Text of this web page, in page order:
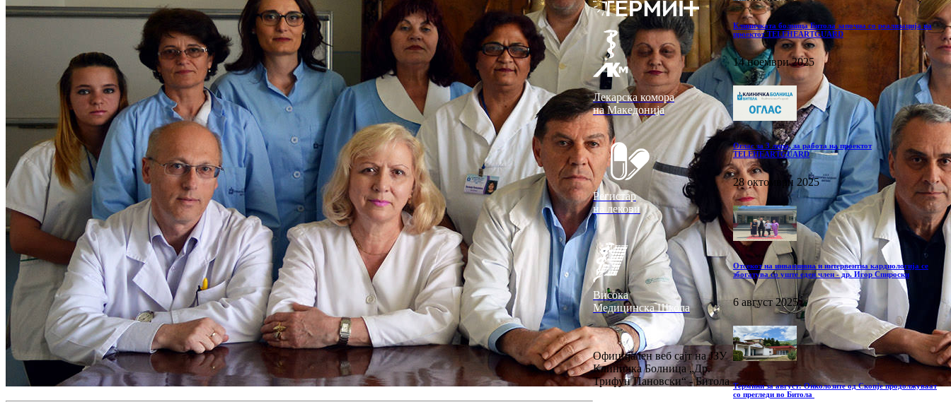
Клиничката болница Битола започна со реализација на
проектот TELEHEARTGUARD
14 ноември 2025
Оглас за 3 лица, за работа на проектот
TELEHEARTGUARD
28 октомври 2025
Отсекот на инванзивна и интервентна кардиологија се
збогатува со уште еден член - др. Игор Спироски
6 август 2025
Термини за август: Онколозите од Скопје продолжуваат
со прегледи во Битола
Лекарска комора
на Македонија
Регистар
на лекови
Висока
Медицинска Школа
Официјален веб сајт на ЈЗУ
Клиничка Болница „Др.
Трифун Пановски“ - Битола